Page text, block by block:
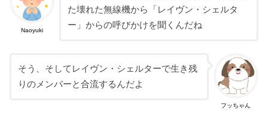
Naoyuki
た壊れた無線機から「レイヴン・シェルタ
ー」からの呼びかけを聞くんだね
フッちゃん
そう、そしてレイヴン・シェルターで生き残
りのメンバーと合流するんだよ